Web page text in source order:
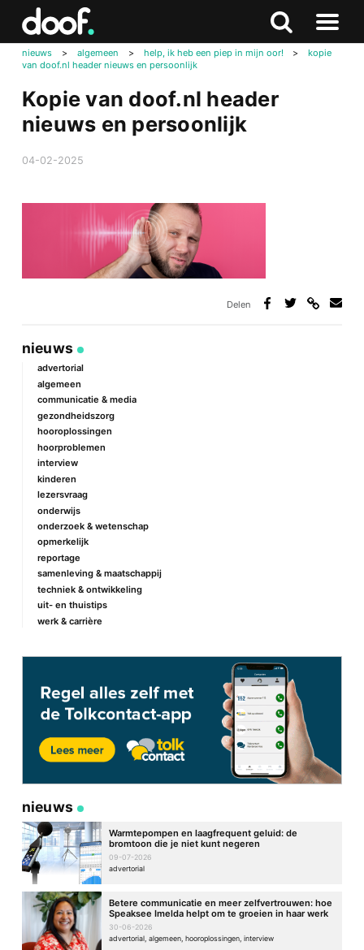
Zoeken
Naar
menu
nieuws > algemeen > help, ik heb een piep in mijn oor! >
kopie
van doof.nl header nieuws en persoonlijk
Kopie van doof.nl header
nieuws en persoonlijk
04-02-2025
Delen
nieuws
advertorial
algemeen
communicatie & media
gezondheidszorg
hooroplossingen
hoorproblemen
interview
kinderen
lezersvraag
onderwijs
onderzoek & wetenschap
opmerkelijk
reportage
samenleving & maatschappij
techniek & ontwikkeling
uit- en thuistips
werk & carrière
nieuws
Warmtepompen en laagfrequent geluid: de
bromtoon die je niet kunt negeren
09-07-2026
advertorial
Betere communicatie en meer zelfvertrouwen: hoe
Speaksee Imelda helpt om te groeien in haar werk
30-06-2026
advertorial, algemeen, hooroplossingen, interview
Doof.nl
Zoeken
naar